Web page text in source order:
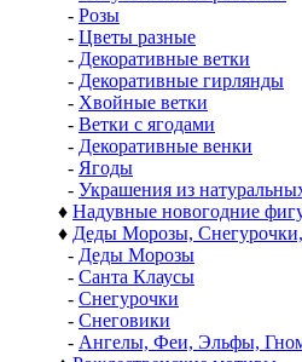
- Розы
- Цветы разные
- Декоративные ветки
- Декоративные гирлянды
- Хвойные ветки
- Ветки с ягодами
- Декоративные венки
- Ягоды
- Украшения из
♦ Надувные новогодние
♦ Деды Морозы,
- Деды Морозы
- Санта Клаусы
- Снегурочки
- Снеговики
- Ангелы, Феи, Эльфы,